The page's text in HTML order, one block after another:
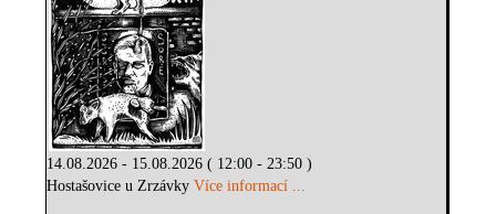
14.08.2026 - 15.08.2026 ( 12:00 - 23:50 )
Hostašovice u ZrzávkyVíce informací ...